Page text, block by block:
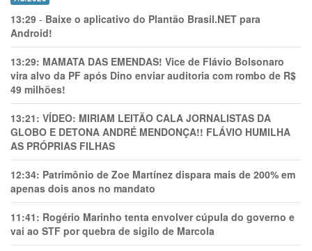
13:29 - Baixe o aplicativo do Plantão Brasil.NET para
Android!
13:29: MAMATA DAS EMENDAS! Vice de Flávio Bolsonaro
vira alvo da PF após Dino enviar auditoria com rombo de R$
49 milhões!
13:21: VÍDEO: MIRIAM LEITÃO CALA JORNALISTAS DA
GLOBO E DETONA ANDRÉ MENDONÇA!! FLÁVIO HUMILHA
AS PRÓPRIAS FILHAS
12:34: Patrimônio de Zoe Martínez dispara mais de 200% em
apenas dois anos no mandato
11:41: Rogério Marinho tenta envolver cúpula do governo e
vai ao STF por quebra de sigilo de Marcola